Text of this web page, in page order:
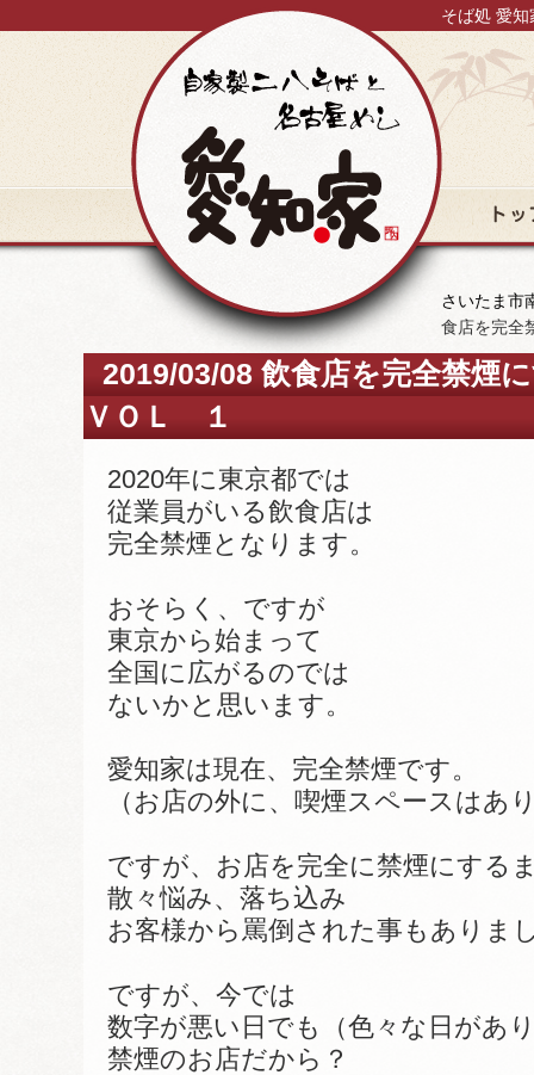
そば処 愛
さいたま市
食店を完
2019/03/08 飲食店を完全禁煙
ＶＯＬ １
2020年に東京都では
従業員がいる飲食店は
完全禁煙となります。
おそらく、ですが
東京から始まって
全国に広がるのでは
ないかと思います。
愛知家は現在、完全禁煙です。
（お店の外に、喫煙スペースはあ
ですが、お店を完全に禁煙にする
散々悩み、落ち込み
お客様から罵倒された事もありま
ですが、今では
数字が悪い日でも（色々な日があ
禁煙のお店だから？